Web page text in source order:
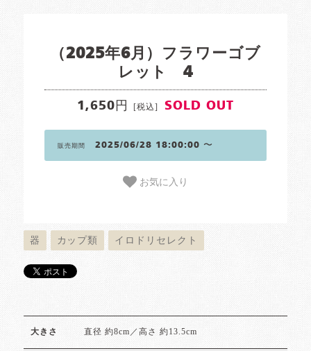
（2025年6月）フラワーゴブ
レット 4
1,650円 [税込] SOLD OUT
販売期間 2025/06/28 18:00:00 〜
お気に入り
器 カップ類 イロドリセレクト
大きさ 直径 約8cm／高さ 約13.5cm